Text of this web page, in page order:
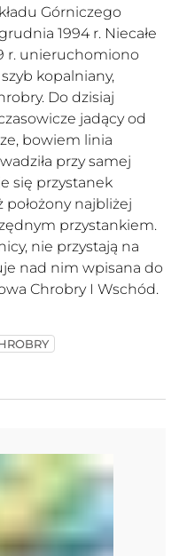
Górniczego
1994 r. Niecałe
r. unieruchomiono
kopalniany,
Do dzisiaj
jadący od
bowiem linia
przy samej
się przystanek
położony najbliżej
przystankiem.
nie przystają na
nad nim wpisana do
Chrobry I Wschód.